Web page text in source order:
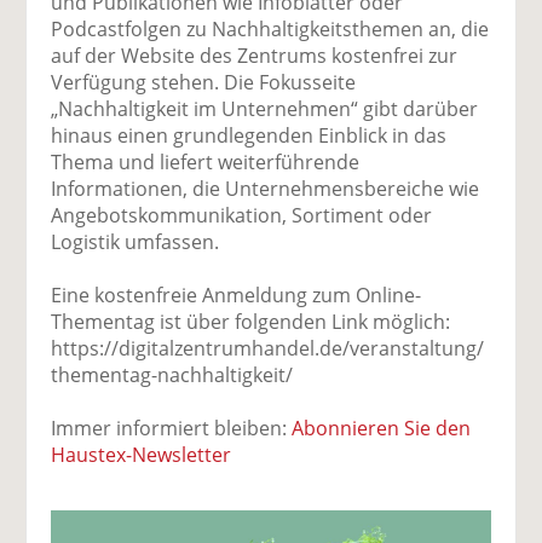
Podcastfolgen zu Nachhaltigkeitsthemen an, die
auf der Website des Zentrums kostenfrei zur
Verfügung stehen. Die Fokusseite
„Nachhaltigkeit im Unternehmen“ gibt darüber
hinaus einen grundlegenden Einblick in das
Thema und liefert weiterführende
Informationen, die Unternehmensbereiche wie
Angebotskommunikation, Sortiment oder
Logistik umfassen.
Eine kostenfreie Anmeldung zum Online-
Thementag ist über folgenden Link möglich:
https://digitalzentrumhandel.de/veranstaltung/
thementag-nachhaltigkeit/
Immer informiert bleiben:Abonnieren Sie den
Haustex-Newsletter